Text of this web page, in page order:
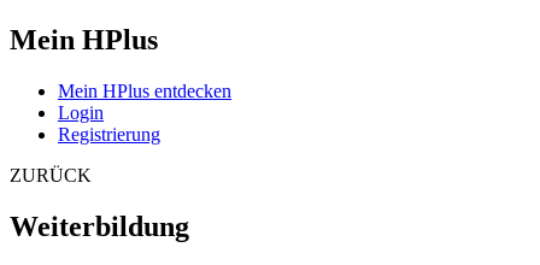
Mein HPlus
Mein HPlus entdecken
Login
Registrierung
ZURÜCK
Weiterbildung